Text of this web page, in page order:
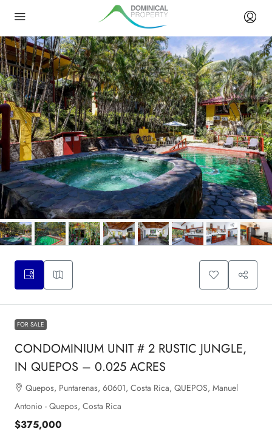
FOR SALE
CONDOMINIUM UNIT # 2 RUSTIC JUNGLE,
IN QUEPOS – 0.025 ACRES
Quepos, Puntarenas, 60601, Costa Rica, QUEPOS, Manuel
Antonio - Quepos, Costa Rica
$375,000